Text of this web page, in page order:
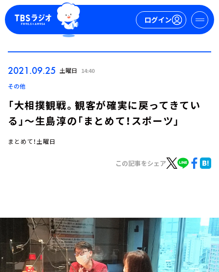
ログイン
お知らせ
イベント・グッズ
YouTube
会社情報
2021.09.25 土曜日 14:40
その他
「大相撲観戦。観客が確実に戻ってきてい
る」～生島淳の「まとめて！スポーツ」
まとめて！土曜日
この記事をシェア